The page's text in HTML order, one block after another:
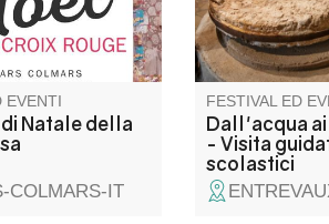
EVENTI
Natale della
COLMARS-IT
questo piccolo
provenzale.
FESTIVAL ED
Dall'acqua
- Visita
scolastici